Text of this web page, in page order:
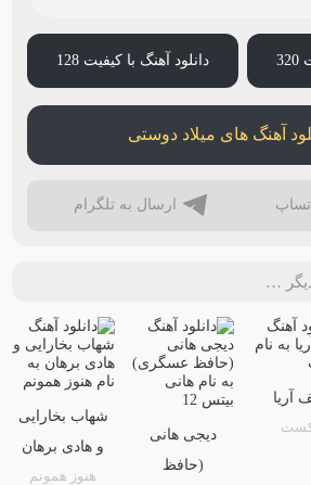
دانلود آهنگ با کیفیت 128
آهنگ های میلاد دوستی
ارسال به تلگرام
…
آریا
دیجی هانی
(حافظ
شهاب بخارایی
و هادی برهان
هنوز همونم